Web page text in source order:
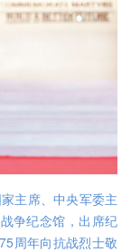
主席、中央军委主
争纪念馆，出席纪
周年向抗战烈士敬